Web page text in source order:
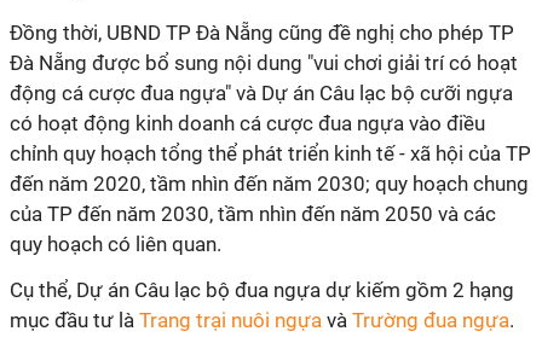
Đồng thời, UBND TP Đà Nẵng cũng đề nghị cho phép TP
Đà Nẵng được bổ sung nội dung "vui chơi giải trí có hoạt
động cá cược đua ngựa" và Dự án Câu lạc bộ cưỡi ngựa
có hoạt động kinh doanh cá cược đua ngựa vào điều
chỉnh quy hoạch tổng thể phát triển kinh tế - xã hội của TP
đến năm 2020, tầm nhìn đến năm 2030; quy hoạch chung
của TP đến năm 2030, tầm nhìn đến năm 2050 và các
quy hoạch có liên quan.
Cụ thể, Dự án Câu lạc bộ đua ngựa dự kiếm gồm 2 hạng
mục đầu tư là Trang trại nuôi ngựa và Trường đua ngựa.